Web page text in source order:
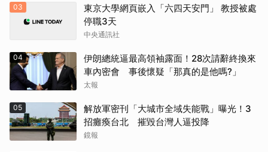
03
東京大學網頁嵌入「六四天安門」 教授被處
停職3天
中央通訊社
04
伊朗總統逼最高領袖露面！28次請辭終換來
車內密會 事後懷疑「那真的是他嗎?」
太報
05
解放軍密刊「大城市全域失能戰」曝光！3
招癱瘓台北 摧毀台灣人逼投降
鏡報